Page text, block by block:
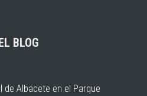
BLOG
Albacete en el Parque